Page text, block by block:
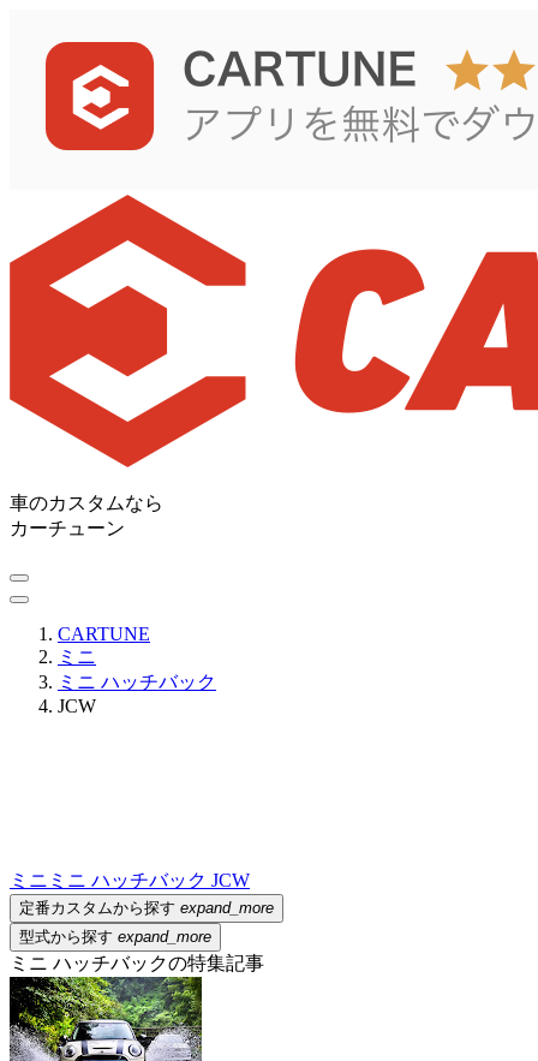
車のカスタムなら
カーチューン
CARTUNE
ミニ
ミニ ハッチバック
JCW
ミニ ミニ ハッチバック JCW
定番カスタムから探す expand_more
型式から探す expand_more
ミニ ハッチバックの特集記事